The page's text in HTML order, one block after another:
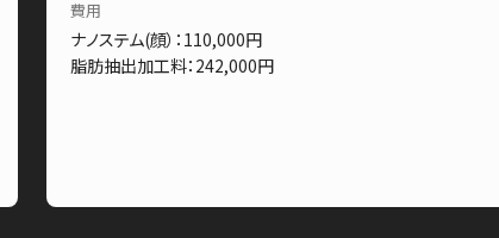
費用
ナノステム(顔）：110,000円
脂肪抽出加工料：242,000円